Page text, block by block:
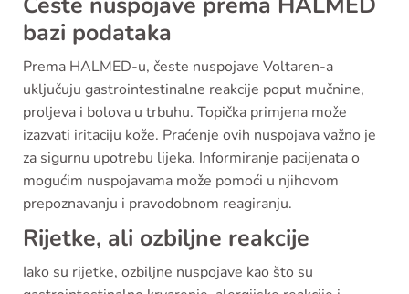
bazi podataka
Prema HALMED-u, česte nuspojave Voltaren-a
uključuju gastrointestinalne reakcije poput mučnine,
proljeva i bolova u trbuhu. Topička primjena može
izazvati iritaciju kože. Praćenje ovih nuspojava važno je
za sigurnu upotrebu lijeka. Informiranje pacijenata o
mogućim nuspojavama može pomoći u njihovom
prepoznavanju i pravodobnom reagiranju.
Rijetke, ali ozbiljne reakcije
Iako su rijetke, ozbiljne nuspojave kao što su